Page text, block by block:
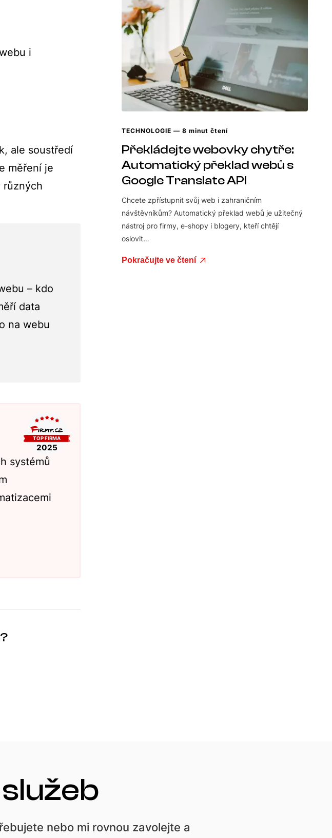
i
ale soustředí
měření je
různých
– kdo
data
na webu
systémů
TECHNOLOGIE — 8 minut čtení
Překládejte webovky chytře:
Automatický překlad webů s
Google Translate API
Chcete zpřístupnit svůj web i zahraničním
návštěvníkům? Automatický překlad webů je užitečný
nástroj pro firmy, e-shopy i blogery, kteří chtějí
oslovit…
Pokračujte ve čtení
nebo mi rovnou zavolejte a